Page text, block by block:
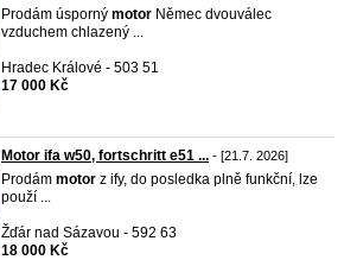
Prodám úsporný motor Němec dvouválec
vzduchem chlazený ...
Hradec Králové - 503 51
17 000 Kč
Motor ifa w50, fortschritt e51 ... - [21.7. 2026]
Prodám motor z ify, do posledka plně funkční, lze
použí ...
Žďár nad Sázavou - 592 63
18 000 Kč